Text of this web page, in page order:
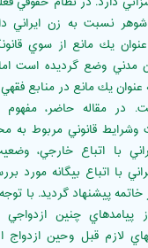
نسبت به زن ايراني
يك مانع از سوي
قانون مدني وضع گرديده است
يك مانع در منابع فقهي
در مقاله حاضر، مفهوم
وشرايط قانوني مربوط به
با اتباع خارجي،
با اتباع بيگانه مورد
پيشنهاد گرديد. با
پيامدهاي چنين ازدواجي
لازم قبل وحين ازدواج